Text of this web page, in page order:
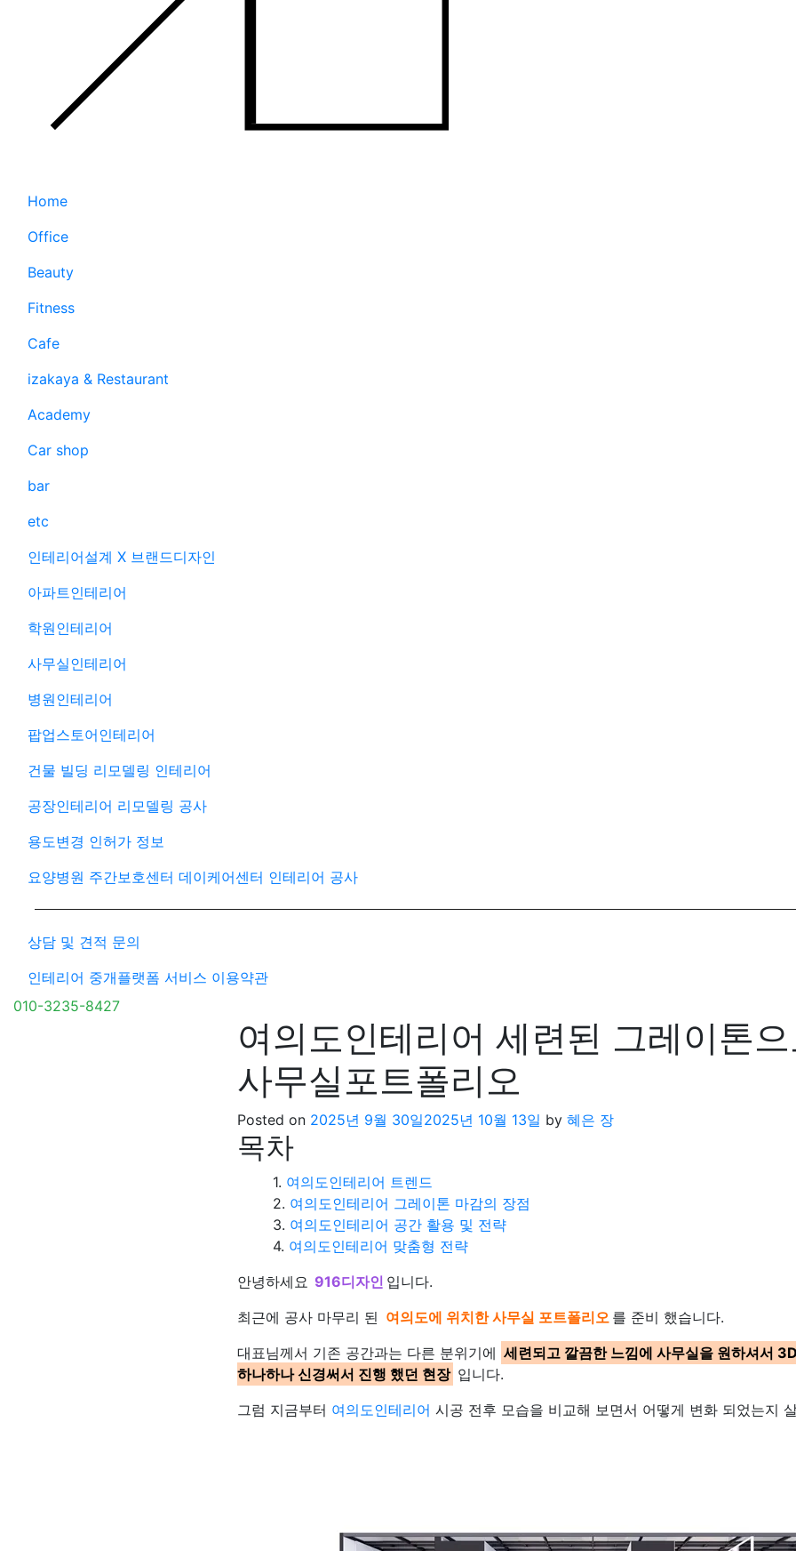
Home
Office
Beauty
Fitness
Cafe
izakaya & Restaurant
Academy
Car shop
bar
etc
인테리어설계 X 브랜드디자인
아파트인테리어
학원인테리어
사무실인테리어
병원인테리어
팝업스토어인테리어
건물 빌딩 리모델링 인테리어
공장인테리어 리모델링 공사
용도변경 인허가 정보
요양병원 주간보호센터 데이케어센터 인테리어 공사
상담 및 견적 문의
인테리어 중개플랫폼 서비스 이용약관
010-3235-8427
여의도인테리어 세련된 그레이톤
사무실포트폴리오
Posted on 2025년 9월 30일2025년 10월 13일 by 혜은 장
목차
여의도인테리어 트렌드
여의도인테리어 그레이톤 마감의 장점
여의도인테리어 공간 활용 및 전략
여의도인테리어 맞춤형 전략
안녕하세요 916디자인 입니다.
최근에 공사 마무리 된 여의도에 위치한 사무실 포트폴리오 를 준비 했습니다.
대표님께서 기존 공간과는 다른 분위기에 세련되고 깔끔한 느낌에 사무실을 원하셔서
하나하나 신경써서 진행 했던 현장 입니다.
그럼 지금부터 여의도인테리어 시공 전후 모습을 비교해 보면서 어떻게 변화 되었는지